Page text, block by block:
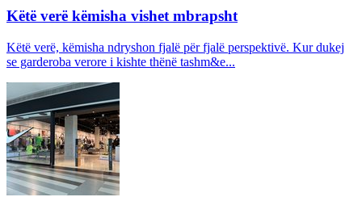
Këtë verë këmisha vishet mbrapsht
Këtë verë, këmisha ndryshon fjalë për fjalë perspektivë. Kur dukej
se garderoba verore i kishte thënë tashm&e...